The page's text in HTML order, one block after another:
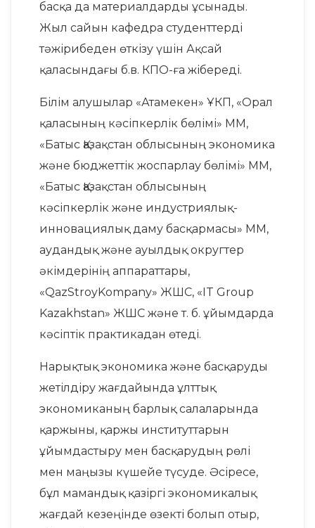
басқа да материалдарды ұсынады.
Жыл сайын кафедра студенттерді
тәжірибеден өткізу үшін Ақсай
қаласындағы б.в. КПО-ға жібереді.
Білім алушылар «Атамекен» ҰКП, «Орал
қаласының кәсіпкерлік бөлімі» ММ,
«Батыс Қазақстан облысының экономика
және бюджеттік жоспарлау бөлімі» ММ,
«Батыс Қазақстан облысының
кәсіпкерлік және индустриялық-
инновациялық даму басқармасы» ММ,
аудандық және ауылдық округтер
әкімдерінің аппараттары,
«QazStroyKompany» ЖШС, «IT Group
Kazakhstan» ЖШС және т. б. ұйымдарда
кәсіптік практикадан өтеді.
Нарықтық экономика және басқаруды
жетілдіру жағдайында ұлттық
экономиканың барлық салаларында
қаржыны, қаржы институттарын
ұйымдастыру мен басқарудың рөлі
мен маңызы күшейе түсуде. Әсіресе,
бұл мамандық қазіргі экономикалық
жағдай кезеңінде өзекті болып отыр,